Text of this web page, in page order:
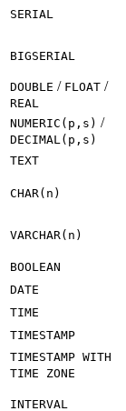
SERIAL
BIGSERIAL
DOUBLE / FLOAT /
REAL
NUMERIC(p,s) /
DECIMAL(p,s)
TEXT
CHAR(n)
VARCHAR(n)
BOOLEAN
DATE
TIME
TIMESTAMP
TIMESTAMP WITH
TIME ZONE
INTERVAL